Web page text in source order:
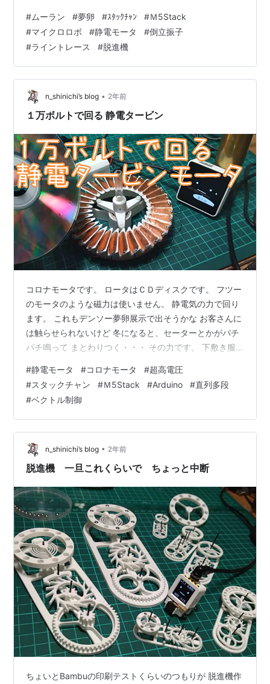
・ブラシレス130モータ ・HV車のモータ 静電タービンモ
ータ 1万ボルトで動かすのでこれは小さな子供がいない時
に。 各種ブラシレスモータを手回しインバータで回した
り、 HV車のモータで3相交流発電して回したり・・・ 今
回は脱進機、からくりすとさんのベー…
#ムーラン #夢卵 #ｽﾀｯｸﾁｬﾝ #Ｍ5Stack
#マイクロロボ #静電モータ #倒立振子
#ライントレース #脱進機
n_shinichi’s blog • 2年前
１万ボルトで回る 静電タービン
コロナモータです。 ロータはＣＤディスクです。 フツー
のモータのような磁力は使いません。 静電気の力で回り
ます。 これもデンソー夢卵展示で出そうかな お客さんに
は触らせられないけど 冬になると、セーターとかがパチ
パチ鳴って まとわりつく・・・ その力です。 下敷き服
圧、１万ボルトで回る #静電タービンモータ フツーのモ
ータのような磁力は使いません。静電気の力で回りま
す。スタックチャンに聞いてもわかりません... ^^;でも電
流は10μAほどです。#Ｍ5Stack #ｽﾀｯｸﾁｬﾝ デンソームー
ランアイデアコンテストhttps://t.co/n…
#静電モータ #コロナモータ #超高電圧
#スタックチャン #Ｍ5Stack #Arduino #直列多段
#ベクトル制御
n_shinichi’s blog • 2年前
脱進機 一旦これくらいで ちょっと中断
ちょいとBambuの印刷テストくらいのつもりが 脱進機作